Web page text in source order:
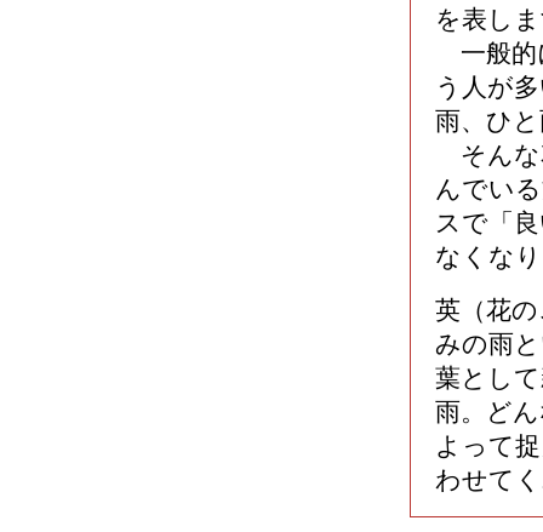
を表し
一般的
う人が
雨、ひ
そんな
んでい
スで「
なくな
英（花
みの雨
葉とし
雨。ど
よって
わせて